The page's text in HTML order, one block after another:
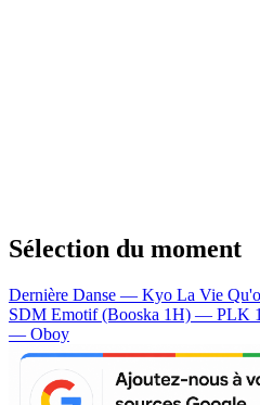
Sélection du moment
Dernière Danse — Kyo La Vie
SDM Emotif (Booska 1H) — PLK
— Oboy